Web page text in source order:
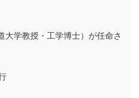
大学教授・工学博士）が任命さ